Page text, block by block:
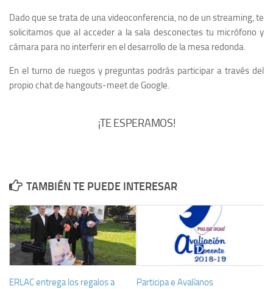
Dado que se trata de una videoconferencia, no de un streaming, te
solicitamos que al acceder a la sala desconectes tu micrófono y
cámara para no interferir en el desarrollo de la mesa redonda.
En el turno de ruegos y preguntas podrás participar a través del
propio chat de hangouts-meet de Google.
¡TE ESPERAMOS!
TAMBIÉN TE PUEDE INTERESAR
ERLAC entrega los regalos a
Participa e Avalíanos